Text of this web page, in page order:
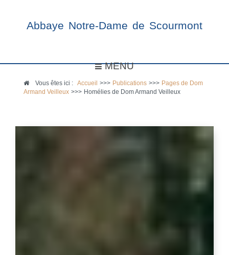
Abbaye Notre-Dame de Scourmont
MENU
Vous êtes ici :Accueil >>> Publications >>> Pages de Dom
Armand Veilleux >>> Homélies de Dom Armand Veilleux